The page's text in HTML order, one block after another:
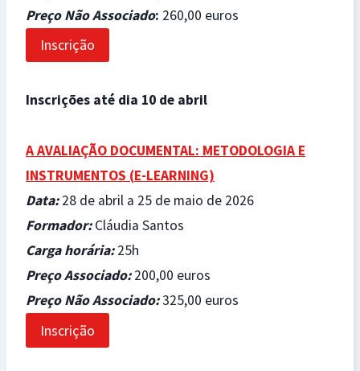
Preço Não Associado: 260,00 euros
Inscrição
Inscrições até dia 10 de abril
A AVALIAÇÃO DOCUMENTAL: METODOLOGIA E
INSTRUMENTOS (E-LEARNING)
Data: 28 de abril a 25 de maio de 2026
Formador:Cláudia Santos
Carga horária:25h
Preço Associado:200,00 euros
Preço Não Associado:325,00 euros
Inscrição